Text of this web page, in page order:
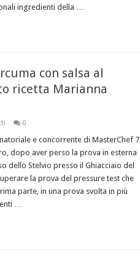
ingredienti della …
con salsa al
ricetta Marianna
0
e concorrente di MasterChef 7
dopo aver perso la prova in esterna
dello Stelvio presso il Ghiacciaio del
la prova del pressure test che
parte, in una prova svolta in più
…